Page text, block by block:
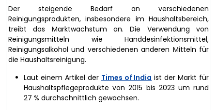
Der steigende Bedarf an verschiedenen
Reinigungsprodukten, insbesondere im Haushaltsbereich,
treibt das Marktwachstum an. Die Verwendung von
Reinigungsmitteln wie Handdesinfektionsmittel,
Reinigungsalkohol und verschiedenen anderen Mitteln für
die Haushaltsreinigung.
Laut einem Artikel der Times of India ist der Markt für
Haushaltspflegeprodukte von 2015 bis 2023 um rund
27 % durchschnittlich gewachsen.